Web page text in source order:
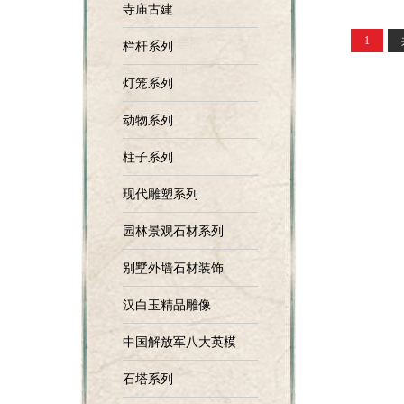
寺庙古建
栏杆系列
灯笼系列
动物系列
柱子系列
现代雕塑系列
园林景观石材系列
别墅外墙石材装饰
汉白玉精品雕像
中国解放军八大英模
石塔系列
1